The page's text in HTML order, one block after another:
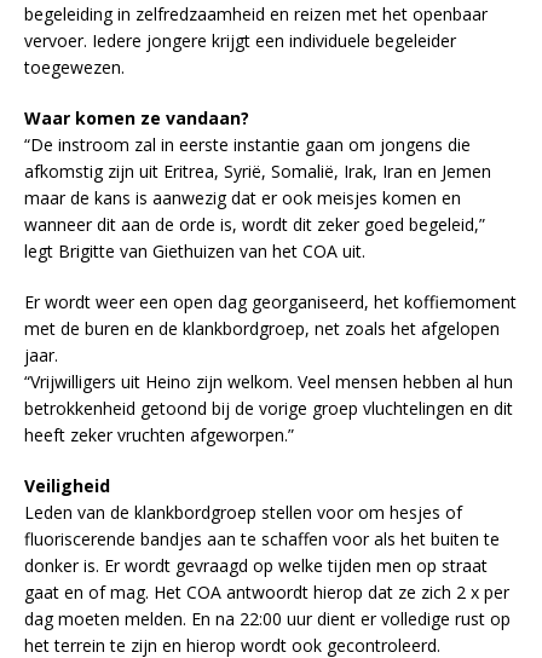
begeleiding in zelfredzaamheid en reizen met het openbaar
vervoer. Iedere jongere krijgt een individuele begeleider
toegewezen.
Waar komen ze vandaan?
“De instroom zal in eerste instantie gaan om jongens die
afkomstig zijn uit Eritrea, Syrië, Somalië, Irak, Iran en Jemen
maar de kans is aanwezig dat er ook meisjes komen en
wanneer dit aan de orde is, wordt dit zeker goed begeleid,”
legt Brigitte van Giethuizen van het COA uit.
Er wordt weer een open dag georganiseerd, het koffiemoment
met de buren en de klankbordgroep, net zoals het afgelopen
jaar.
“Vrijwilligers uit Heino zijn welkom. Veel mensen hebben al hun
betrokkenheid getoond bij de vorige groep vluchtelingen en dit
heeft zeker vruchten afgeworpen.”
Veiligheid
Leden van de klankbordgroep stellen voor om hesjes of
fluoriscerende bandjes aan te schaffen voor als het buiten te
donker is. Er wordt gevraagd op welke tijden men op straat
gaat en of mag. Het COA antwoordt hierop dat ze zich 2 x per
dag moeten melden. En na 22:00 uur dient er volledige rust op
het terrein te zijn en hierop wordt ook gecontroleerd.